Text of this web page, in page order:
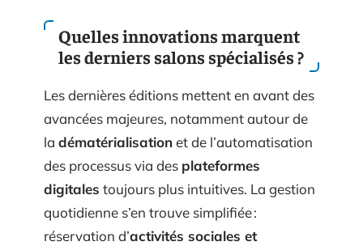
Quelles innovations marquent
les derniers salons spécialisés ?
Les dernières éditions mettent en avant des
avancées majeures, notamment autour de
la dématérialisationet de l’automatisation
des processus via des plateformes
digitales toujours plus intuitives. La gestion
quotidienne s’en trouve simplifiée :
réservation d’activités sociales et